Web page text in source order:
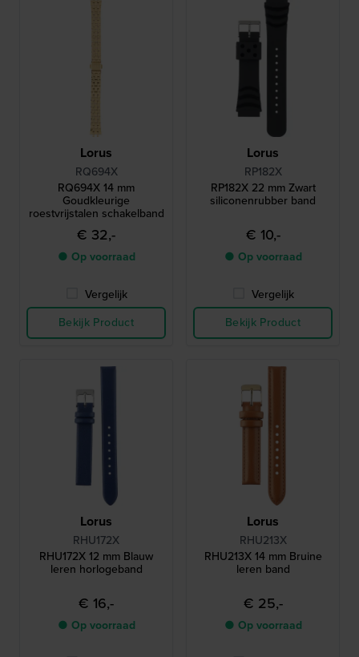
Lorus
RQ694X
RQ694X 14 mm
Goudkleurige
roestvrijstalen schakelband
€ 32,-
● Op voorraad
Vergelijk
Bekijk Product
Lorus
RP182X
RP182X 22 mm Zwart
siliconenrubber band
€ 10,-
● Op voorraad
Vergelijk
Bekijk Product
Lorus
RHU172X
RHU172X 12 mm Blauw
leren horlogeband
€ 16,-
● Op voorraad
Lorus
RHU213X
RHU213X 14 mm Bruine
leren band
€ 25,-
● Op voorraad